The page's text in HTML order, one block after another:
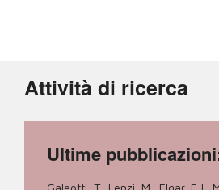
Attività di ricerca
Ultime
Galeotti, T., Lenzi, M., Elgar, F.J.,